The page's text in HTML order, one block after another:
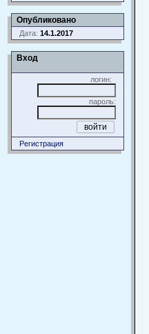
Опубликовано
Дата: 14.1.2017
Вход
логин:
пароль:
Регистрация